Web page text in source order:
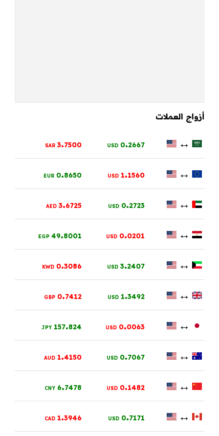
أزواج العملات
↔
0.2667
USD
3.7500
SAR
↔
1.1560
USD
0.8650
EUR
↔
0.2723
USD
3.6725
AED
↔
0.0201
USD
49.8001
EGP
↔
3.2407
USD
0.3086
KWD
↔
1.3492
USD
0.7412
GBP
↔
0.0063
USD
157.824
JPY
↔
0.7067
USD
1.4150
AUD
↔
0.1482
USD
6.7478
CNY
↔
0.7171
USD
1.3946
CAD